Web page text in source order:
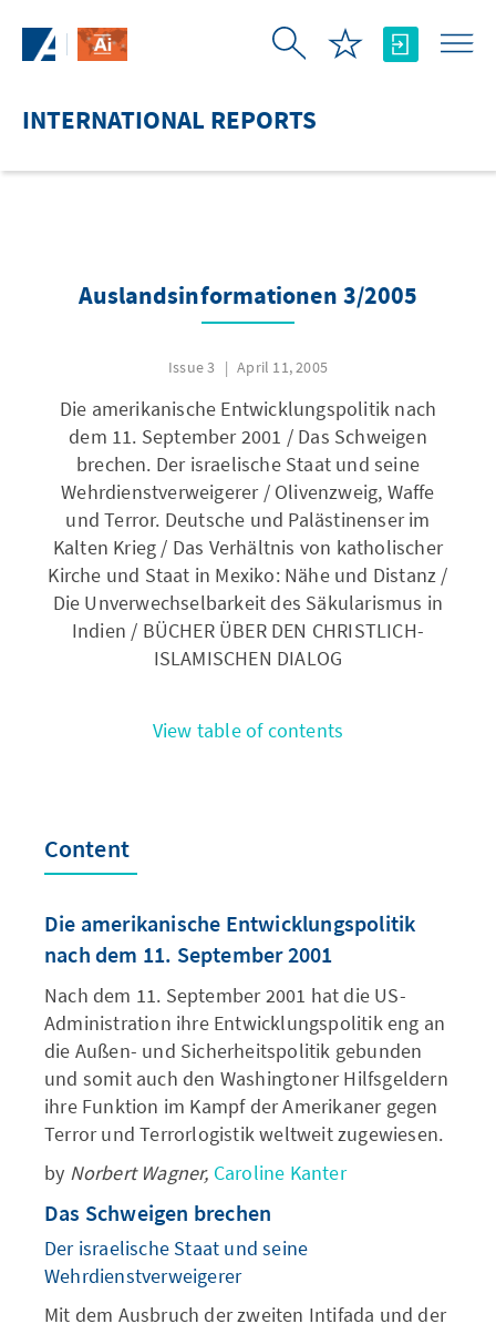
INTERNATIONAL REPORTS
Auslandsinformationen 3/2005
Issue 3 April 11, 2005
Die amerikanische Entwicklungspolitik nach
dem 11. September 2001 / Das Schweigen
brechen. Der israelische Staat und seine
Wehrdienstverweigerer / Olivenzweig, Waffe
und Terror. Deutsche und Palästinenser im
Kalten Krieg / Das Verhältnis von katholischer
Kirche und Staat in Mexiko: Nähe und Distanz /
Die Unverwechselbarkeit des Säkularismus in
Indien / BÜCHER ÜBER DEN CHRISTLICH-
ISLAMISCHEN DIALOG
View table of contents
Content
Die amerikanische Entwicklungspolitik
nach dem 11. September 2001
Nach dem 11. September 2001 hat die US-
Administration ihre Entwicklungspolitik eng an
die Außen- und Sicherheitspolitik gebunden
und somit auch den Washingtoner Hilfsgeldern
ihre Funktion im Kampf der Amerikaner gegen
Terror und Terrorlogistik weltweit zugewiesen.
by Norbert Wagner, Caroline Kanter
Das Schweigen brechen
Der israelische Staat und seine
Wehrdienstverweigerer
Mit dem Ausbruch der zweiten Intifada und der